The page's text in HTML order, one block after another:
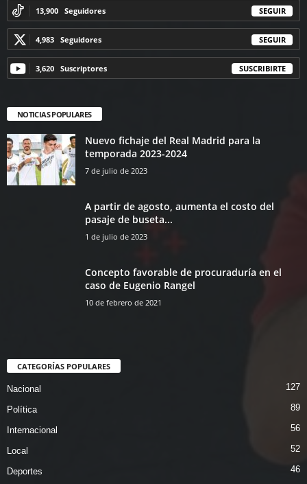
13,900 Seguidores SEGUIR
4,983 Seguidores SEGUIR
3,620 Suscriptores SUSCRIBIRTE
NOTICIAS POPULARES
Nuevo fichaje del Real Madrid para la
temporada 2023-2024
7 de julio de 2023
A partir de agosto, aumenta el costo del
pasaje de buseta...
1 de julio de 2023
Concepto favorable de procuraduría en el
caso de Eugenio Rangel
10 de febrero de 2021
CATEGORÍAS POPULARES
Nacional 127
Política 89
Internacional 56
Local 52
Deportes 46